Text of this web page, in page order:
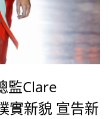
監Clare
實新貌 宣告新